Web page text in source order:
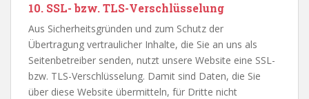
10. SSL- bzw. TLS-Verschlüsselung
Aus Sicherheitsgründen und zum Schutz der
Übertragung vertraulicher Inhalte, die Sie an uns als
Seitenbetreiber senden, nutzt unsere Website eine SSL-
bzw. TLS-Verschlüsselung. Damit sind Daten, die Sie
über diese Website übermitteln, für Dritte nicht